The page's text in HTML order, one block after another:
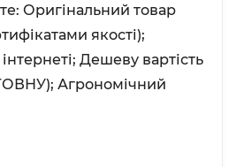
Оригінальний товар
якості);
Дешеву вартість
Агрономічний